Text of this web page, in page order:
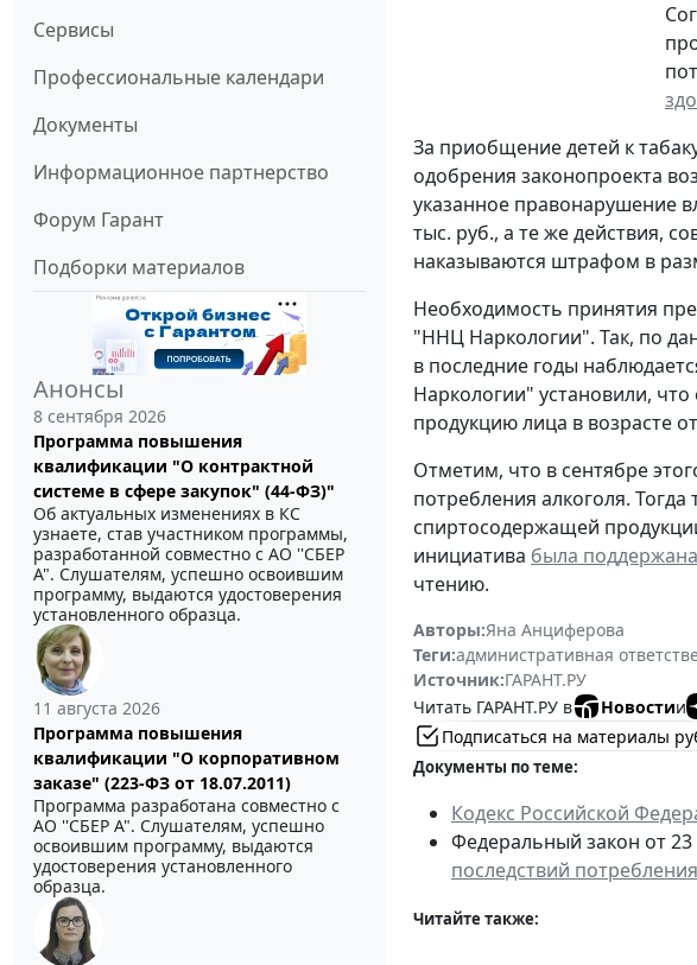
Сервисы
Профессиональные календари
Документы
Информационное партнерство
Форум Гарант
Подборки материалов
Анонсы
8 сентября 2026
Программа повышения
квалификации "О контрактной
системе в сфере закупок" (44-ФЗ)"
Об актуальных изменениях в КС
узнаете, став участником программы,
разработанной совместно с АО ''СБЕР
А". Слушателям, успешно освоившим
программу, выдаются удостоверения
установленного образца.
11 августа 2026
Программа повышения
квалификации "О корпоративном
заказе" (223-ФЗ от 18.07.2011)
Программа разработана совместно с
АО ''СБЕР А". Слушателям, успешно
освоившим программу, выдаются
удостоверения установленного
образца.
За приобщение детей к
одобрения законопроекта
указанное правонарушение
тыс. руб., а те же действия,
наказываются штрафом в
Необходимость принятия
"ННЦ Наркологии". Так, по
в последние годы
Наркологии" установили,
продукцию лица в возрасте
Отметим, что в сентябре
потребления алкоголя.
спиртосодержащей
инициатива была поддержана
чтению.
Авторы:Яна Анциферова
Теги:административная
Источник:ГАРАНТ.РУ
Читать ГАРАНТ.РУ в
Новостии
Подписаться на материалы
Документы по теме:
Кодекс Российской
Федеральный закон от
последствий
Читайте также: